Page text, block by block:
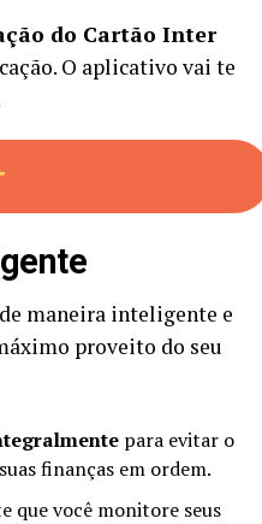
do Cartão Inter
O aplicativo vai te
maneira inteligente e
proveito do seu
para evitar o
finanças em ordem.
que você monitore seus